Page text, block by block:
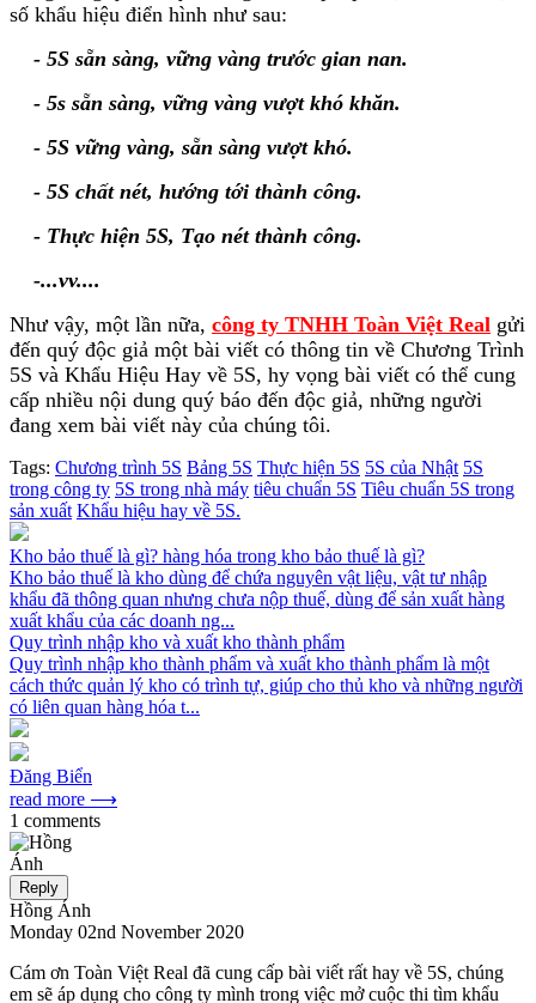
số khẩu hiệu điển hình như sau:
- 5S sẵn sàng, vững vàng trước gian nan.
- 5s sẵn sàng, vững vàng vượt khó khăn.
- 5S vững vàng, sẵn sàng vượt khó.
- 5S chất nét, hướng tới thành công.
- Thực hiện 5S, Tạo nét thành công.
-...vv....
Như vậy, một lần nữa, công ty TNHH Toàn Việt Real gửi
đến quý độc giả một bài viết có thông tin về Chương Trình
5S và Khẩu Hiệu Hay về 5S, hy vọng bài viết có thể cung
cấp nhiều nội dung quý báo đến độc giả, những người
đang xem bài viết này của chúng tôi.
Tags: Chương trình 5S Bảng 5S Thực hiện 5S 5S của Nhật 5S
trong công ty 5S trong nhà máy tiêu chuẩn 5S Tiêu chuẩn 5S trong
sản xuất Khẩu hiệu hay về 5S.
Kho bảo thuế là gì? hàng hóa trong kho bảo thuế là gì?
Kho bảo thuế là kho dùng để chứa nguyên vật liệu, vật tư nhập
khẩu đã thông quan nhưng chưa nộp thuế, dùng để sản xuất hàng
xuất khẩu của các doanh ng...
Quy trình nhập kho và xuất kho thành phẩm
Quy trình nhập kho thành phẩm và xuất kho thành phẩm là một
cách thức quản lý kho có trình tự, giúp cho thủ kho và những người
có liên quan hàng hóa t...
Đăng Biển
read more ⟶
1 comments
Reply
Hồng Ánh
Monday 02nd November 2020
Cám ơn Toàn Việt Real đã cung cấp bài viết rất hay về 5S, chúng
em sẽ áp dụng cho công ty mình trong việc mở cuộc thi tìm khẩu